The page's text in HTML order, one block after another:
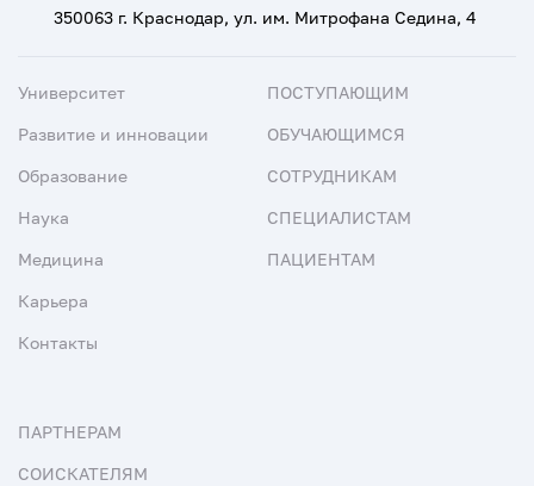
350063 г. Краснодар, ул. им. Митрофана Седина, 4
Университет
Развитие и инновации
Образование
Наука
Медицина
Карьера
Контакты
ПОСТУПАЮЩИМ
ОБУЧАЮЩИМСЯ
СОТРУДНИКАМ
СПЕЦИАЛИСТАМ
ПАЦИЕНТАМ
ПАРТНЕРАМ
СОИСКАТЕЛЯМ